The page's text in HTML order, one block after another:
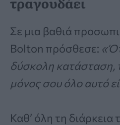
Σε μια βαθιά
Bolton πρόσθεσε:
δύσκολη κατάσταση,
μόνος σου όλο αυτό
Καθ’ όλη τη